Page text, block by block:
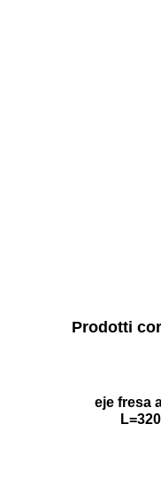
Prodotti
eje fresa